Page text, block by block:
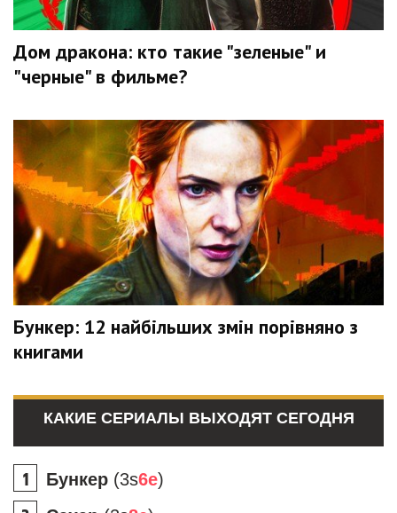
Дом дракона: кто такие "зеленые" и
"черные" в фильме?
Бункер: 12 найбільших змін порівняно з
книгами
КАКИЕ СЕРИАЛЫ ВЫХОДЯТ СЕГОДНЯ
Бункер (3s6e)